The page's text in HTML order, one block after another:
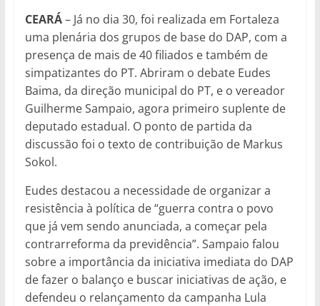
CEARÁ– Já no dia 30, foi realizada em Fortaleza
uma plenária dos grupos de base do DAP, com a
presença de mais de 40 filiados e também de
simpatizantes do PT. Abriram o debate Eudes
Baima, da direção municipal do PT, e o vereador
Guilherme Sampaio, agora primeiro suplente de
deputado estadual. O ponto de partida da
discussão foi o texto de contribuição de Markus
Sokol.
Eudes destacou a necessidade de organizar a
resistência à política de “guerra contra o povo
que já vem sendo anunciada, a começar pela
contrarreforma da previdência”. Sampaio falou
sobre a importância da iniciativa imediata do DAP
de fazer o balanço e buscar iniciativas de ação, e
defendeu o relançamento da campanha Lula